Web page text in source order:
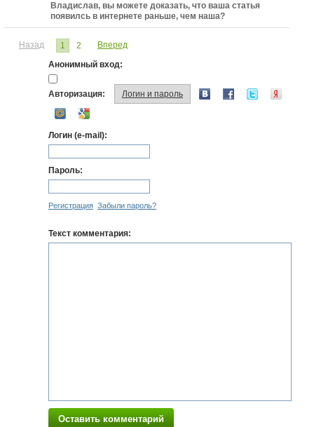
Владислав, вы можете доказать, что ваша статья
появилсь в интернете раньше, чем наша?
Назад 1 2
Вперед
Анонимный вход:
Авторизация: Логин и пароль
Логин (e-mail):
Пароль:
Регистрация Забыли пароль?
Текст комментария:
Оставить комментарий